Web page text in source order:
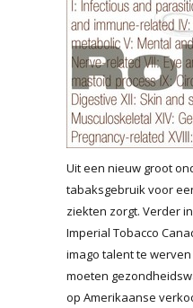
Uit een nieuw groot
tabaksgebruik voor
ziekten zorgt. Verder
Imperial Tobacco
imago talent te
moeten
op Amerikaanse